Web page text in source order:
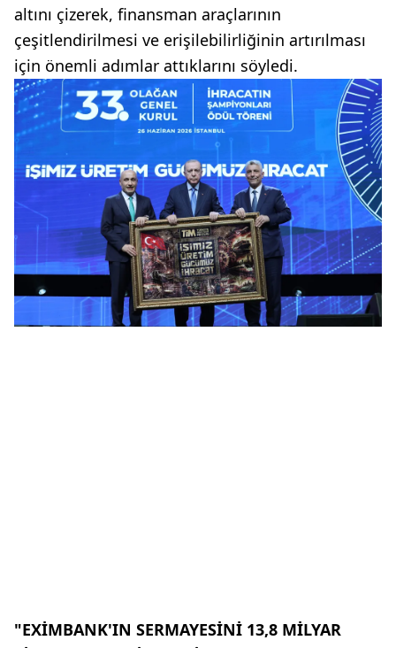
altını çizerek, finansman araçlarının
çeşitlendirilmesi ve erişilebilirliğinin artırılması
için önemli adımlar attıklarını söyledi.
"EXİMBANK'IN SERMAYESİNİ 13,8 MİLYAR